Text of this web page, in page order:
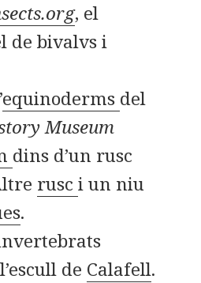
, el
de bivalvs i
equinoderms del
Museum
dins d’un rusc
rusci un niu
.
de Calafell.